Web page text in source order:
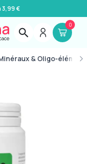
3,99 €
0
& Oligo-